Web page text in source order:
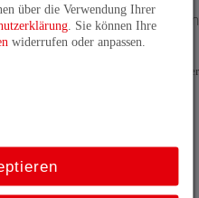
Umgebungen
Funktional
Absolutdrehgeber
Umgebungen.
über die Verwendung Ihrer
. Sie können Ihre
widerrufen oder anpassen.